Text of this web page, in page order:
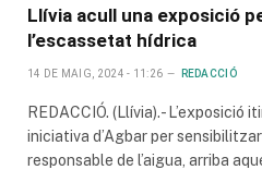
Llívia acull una exposició
l’escassetat hídrica
14 DE MAIG, 2024 - 11:26 REDACCIÓ
REDACCIÓ. (Llívia).- L’exposició
iniciativa d’Agbar per
responsable de l’aigua, arriba